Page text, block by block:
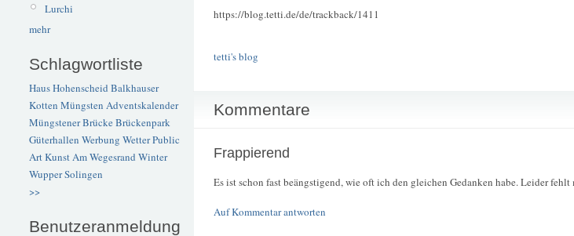
Lurchi
mehr
Schlagwortliste
Haus Hohenscheid Balkhauser
Kotten Müngsten Adventskalender
Müngstener BrückeBrückenpark
Güterhallen Werbung WetterPublic
ArtKunstAm Wegesrand Winter
WupperSolingen
>>
Benutzeranmeldung
https://blog.tetti.de/de/trackback/1411
tetti's blog
Kommentare
Frappierend
Es ist schon fast beängstigend, wie oft ich den gleichen Gedanken habe. Leider
Auf Kommentar antworten